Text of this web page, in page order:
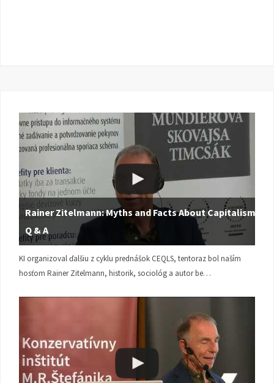
Rainer Zitelmann: Myths and Facts About Capitalism |
Q & A
KI organizoval ďalšiu z cyklu prednášok CEQLS, tentoraz bol naším
hosťom Rainer Zitelmann, historik, sociológ a autor be…